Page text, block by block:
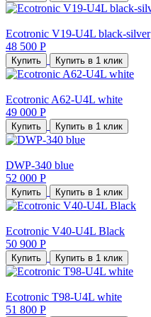
Ecotronic V19-U4L black-silver
48 500 Р
Купить Купить в 1 клик
Ecotronic A62-U4L white
49 000 Р
Купить Купить в 1 клик
DWP-340 blue
52 000 Р
Купить Купить в 1 клик
Ecotronic V40-U4L Black
50 900 Р
Купить Купить в 1 клик
Ecotronic T98-U4L white
51 800 Р